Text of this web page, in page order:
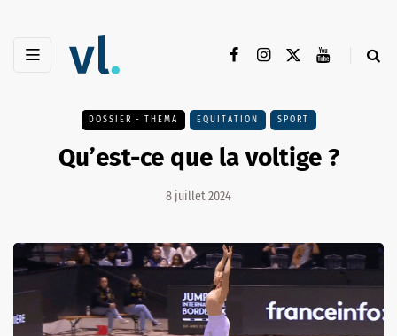
DOSSIER - THEMA EQUITATION SPORT
Qu’est-ce que la voltige ?
8 juillet 2024